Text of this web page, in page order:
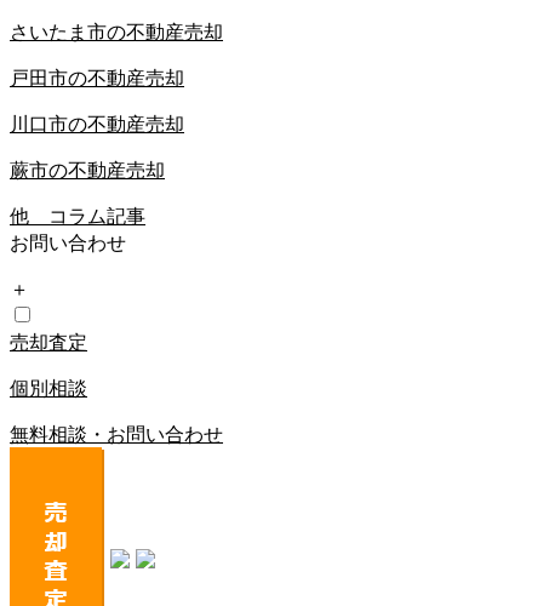
さいたま市の不動産売却
戸田市の不動産売却
川口市の不動産売却
蕨市の不動産売却
他 コラム記事
お問い合わせ
＋
売却査定
個別相談
無料相談・お問い合わせ